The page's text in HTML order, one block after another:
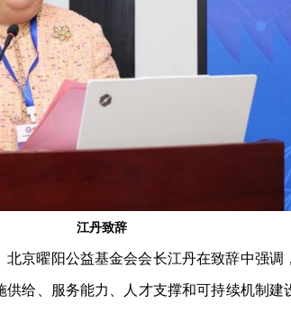
江丹致辞
京曜阳公益基金会会长江丹在致辞中强调
给、服务能力、人才支撑和可持续机制建